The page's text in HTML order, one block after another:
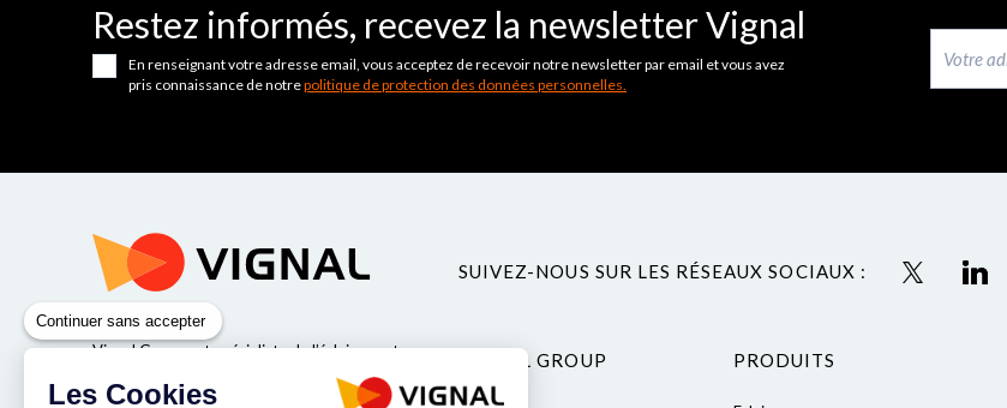
Restez informés, recevez la newsletter Vignal
En renseignant votre adresse email, vous acceptez de recevoir notre newsletter par email et vous avez
pris connaissance de notrepolitique de protection des données personnelles.
Vignal Group est spécialiste de l’éclairage et
de la sécurité pour véhicules industriels.
SUIVEZ-NOUS SUR LES RÉSEAUX SOCIAUX :
VIGNAL GROUP PRODUITS
Continuer sans accepter
Les Cookies